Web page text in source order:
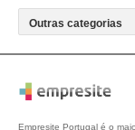
Empresite Portugal é o